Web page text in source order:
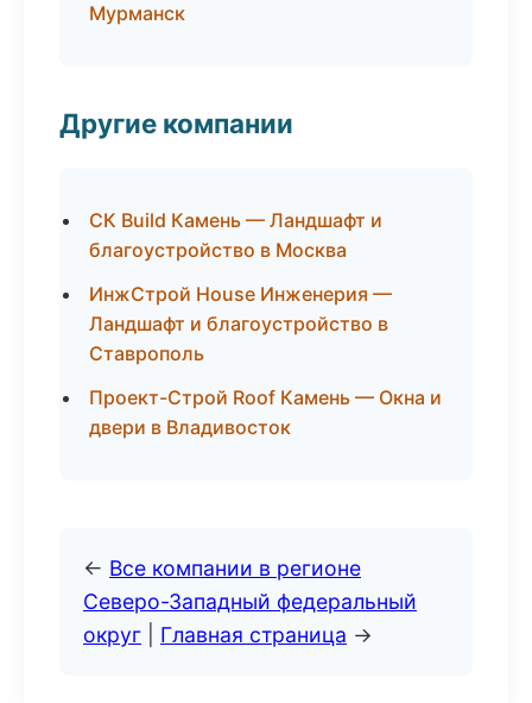
Мурманск
Другие компании
СК Build Камень — Ландшафт и
благоустройство в Москва
ИнжСтрой House Инженерия —
Ландшафт и благоустройство в
Ставрополь
Проект-Строй Roof Камень — Окна и
двери в Владивосток
← Все компании в регионе
Северо-Западный федеральный
округ
Главная страница →